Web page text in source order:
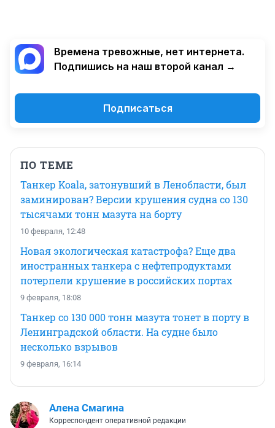
Времена тревожные, нет интернета.
Подпишись на наш второй канал →
Подписаться
ПО ТЕМЕ
Танкер Koala, затонувший в Ленобласти, был
заминирован? Версии крушения судна со 130
тысячами тонн мазута на борту
10 февраля, 12:48
Новая экологическая катастрофа? Еще два
иностранных танкера с нефтепродуктами
потерпели крушение в российских портах
9 февраля, 18:08
Танкер со 130 000 тонн мазута тонет в порту в
Ленинградской области. На судне было
несколько взрывов
9 февраля, 16:14
Алена Смагина
Корреспондент оперативной редакции